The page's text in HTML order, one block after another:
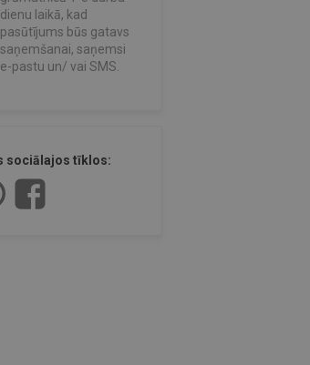
dienu laikā, kad
pasūtījums būs gatavs
saņemšanai, saņemsi
e-pastu un/ vai SMS.
sociālajos tīklos: